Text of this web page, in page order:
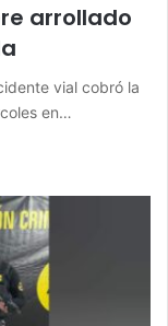
arrollado
vial cobró la
en…